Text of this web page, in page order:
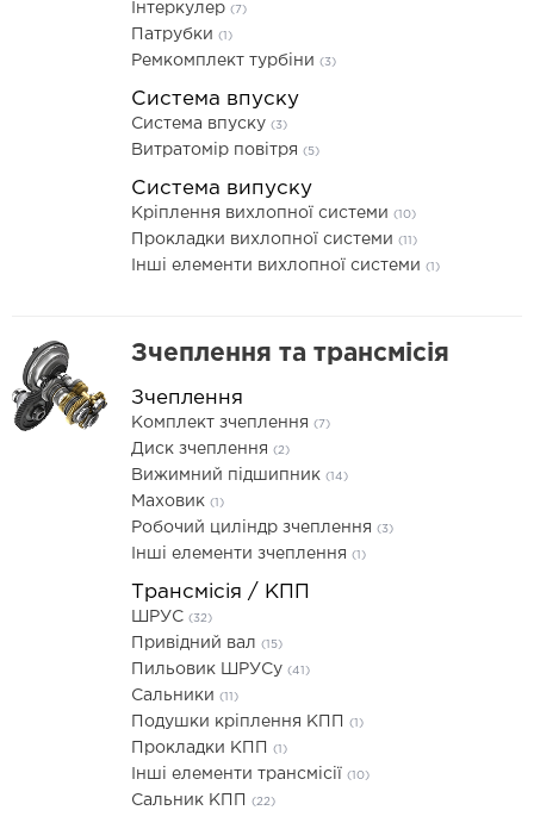
Інтеркулер (7)
Патрубки (1)
Ремкомплект турбіни (3)
Система впуску
Система впуску (3)
Витратомір повітря (5)
Система випуску
Кріплення вихлопної системи (10)
Прокладки вихлопної системи (11)
Інші елементи вихлопної системи (1)
Зчеплення та трансмісія
Зчеплення
Комплект зчеплення (7)
Диск зчеплення (2)
Вижимний підшипник (14)
Маховик (1)
Робочий циліндр зчеплення (3)
Інші елементи зчеплення (1)
Трансмісія / КПП
ШРУС (32)
Привідний вал (15)
Пильовик ШРУСу (41)
Сальники (11)
Подушки кріплення КПП (1)
Прокладки КПП (1)
Інші елементи трансмісії (10)
Сальник КПП (22)